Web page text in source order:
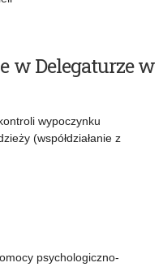
w Delegaturze w
wypoczynku
(współdziałanie z
psychologiczno-